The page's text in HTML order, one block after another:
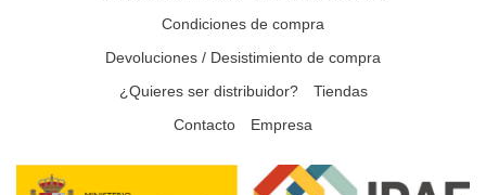
Condiciones de compra
Devoluciones / Desistimiento de compra
¿Quieres ser distribuidor?
Tiendas
Contacto
Empresa